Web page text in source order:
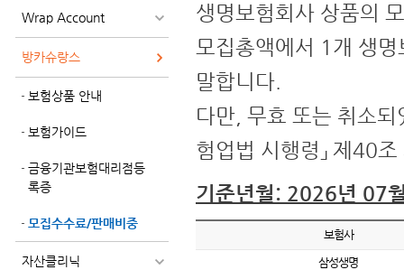
Wrap Account
방카슈랑스
보험상품 안내
보험가이드
금융기관보험대리점등
록증
모집수수료/판매비중
자산클리닉
생명보험회사 상품의
모집총액에서 1개 생
말합니다.
다만, 무효 또는 취소되
험업법 시행령」 제40
기준년월: 2026년 07
보험사
삼성생명